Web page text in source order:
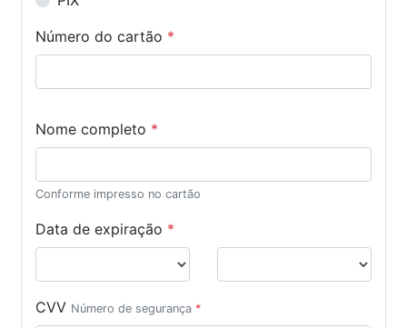
Número do cartão *
Nome completo *
Conforme impresso no cartão
Data de expiração *
CVV Número de segurança *